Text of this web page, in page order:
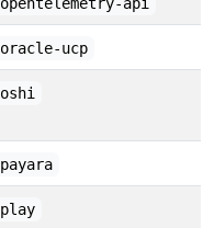
oracle-ucp
oshi
payara
play